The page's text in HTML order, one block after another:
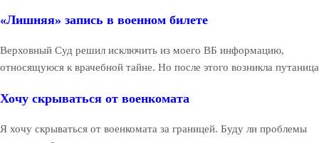
«Лишняя» запись в военном билете
Верховный Суд решил исключить из моего ВБ информацию,
относящуюся к врачебной тайне. Но после этого возникла путаница
Хочу скрываться от военкомата
Я хочу скрываться от военкомата за границей. Буду ли проблемы